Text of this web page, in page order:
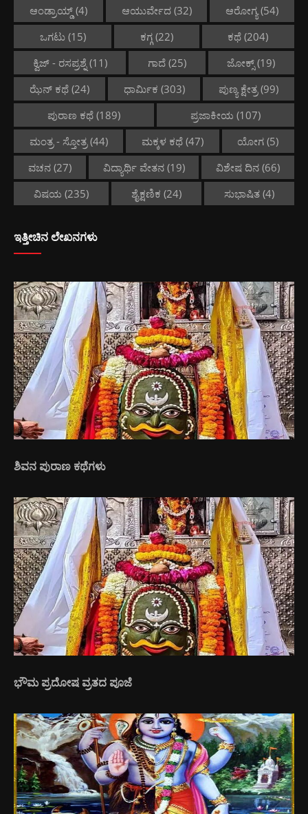
ಆಂಡ್ರಾಯ್ಡ್(4) ಆಯುರ್ವೇದ(32) ಆರೋಗ್ಯ (54)
ಒಗಟು(15) ಕಗ್ಗ(22) ಕಥೆ (204)
ಕ್ವಿಜ್ - ರಸಪ್ರಶ್ನೆ (11) ಗಾದೆ(25) ಜೋಕ್ಸ್ (19)
ಝೆನ್ ಕಥೆ(24) ಧಾರ್ಮಿಕ (303) ಪುಣ್ಯ ಕ್ಷೇತ್ರ(99)
ಪುರಾಣ ಕಥೆ (189) ಪ್ರಜಾಕೀಯ (107)
ಮಂತ್ರ - ಸ್ತೋತ್ರ(44) ಮಕ್ಕಳ ಕಥೆ(47) ಯೋಗ (5)
ವಚನ(27) ವಿದ್ಯಾರ್ಥಿ ವೇತನ(19) ವಿಶೇಷ ದಿನ (66)
ವಿಷಯ (235) ಶೈಕ್ಷಣಿಕ (24) ಸುಭಾಷಿತ (4)
ಇತ್ತೀಚಿನ ಲೇಖನಗಳು
ಶಿವನ ಪುರಾಣ ಕಥೆಗಳು
ಭೌಮ ಪ್ರದೋಷ ವ್ರತದ ಪೂಜೆ